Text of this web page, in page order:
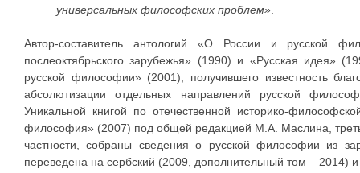
универсальных философских проблем»
Автор-составитель антологий «О России и русской
послеоктябрьского зарубежья» (1990) и «Русская идея»
русской философии» (2001), получившего известность
абсолютизации отдельных направлений русской
Уникальной книгой по отечественной историко-
философия» (2007) под общей редакцией М.А. Маслина,
частности, собраны сведения о русской философии из
переведена на сербский (2009, дополнительный том – 2014)